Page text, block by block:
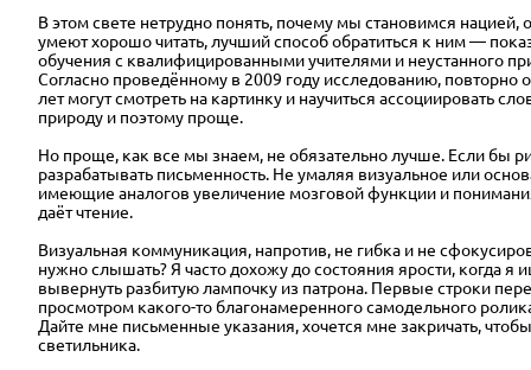
В этом свете нетрудно понять, почему мы становимся
умеют хорошочитать, лучший способ обратиться к ним —
обучения с квалифицированными учителями и неустанного
Согласно проведённому в 2009 году исследованию,
лет могут смотреть на картинку и научиться ассоциировать
природу и поэтому проще.
Но проще, как все мы знаем, не обязательно лучше. Если бы
разрабатывать письменность. Не умаляя визуальное или
имеющие аналогов увеличение мозговой функции и
даёт чтение.
Визуальная коммуникация, напротив, не гибка и не
нужно слышать? Я часто дохожу до состояния ярости, когда
вывернуть разбитую лампочку из патрона. Первые строки
просмотром какого-то благонамеренного самодельного
Дайте мне письменные указания, хочется мне закричать,
светильника.